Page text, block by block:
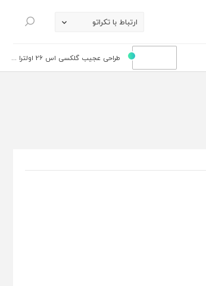
ارتباط با تکراتو
جستجو
طراحی عجیب گلکسی اس 26 اولترا ...